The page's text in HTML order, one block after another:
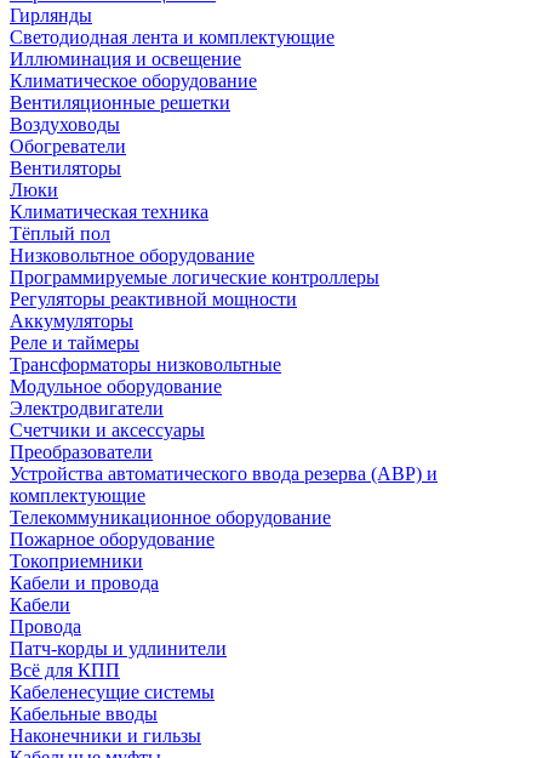
Гирлянды
Светодиодная лента и комплектующие
Иллюминация и освещение
Климатическое оборудование
Вентиляционные решетки
Воздуховоды
Обогреватели
Вентиляторы
Люки
Климатическая техника
Тёплый пол
Низковольтное оборудование
Программируемые логические контроллеры
Регуляторы реактивной мощности
Аккумуляторы
Реле и таймеры
Трансформаторы низковольтные
Модульное оборудование
Электродвигатели
Счетчики и аксессуары
Преобразователи
Устройства автоматического ввода резерва (АВР) и
комплектующие
Телекоммуникационное оборудование
Пожарное оборудование
Токоприемники
Кабели и провода
Кабели
Провода
Патч-корды и удлинители
Всё для КПП
Кабеленесущие системы
Кабельные вводы
Наконечники и гильзы